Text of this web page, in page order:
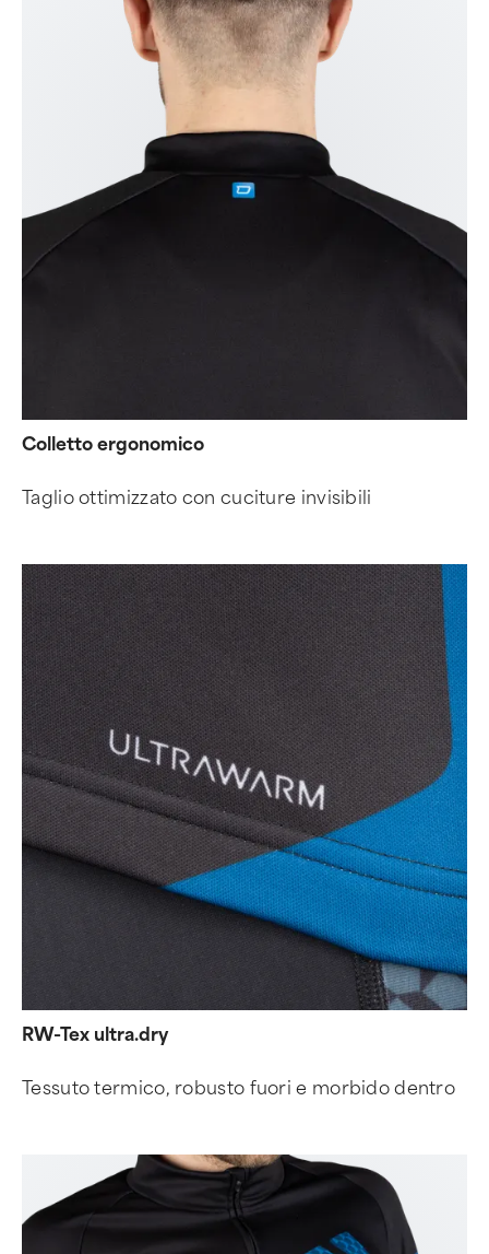
Colletto ergonomico
Taglio ottimizzato con cuciture invisibili
RW-Tex ultra.dry
Tessuto termico, robusto fuori e morbido dentro